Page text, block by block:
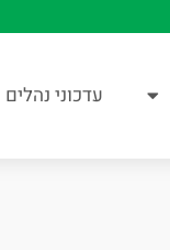
עדכוני נהלים